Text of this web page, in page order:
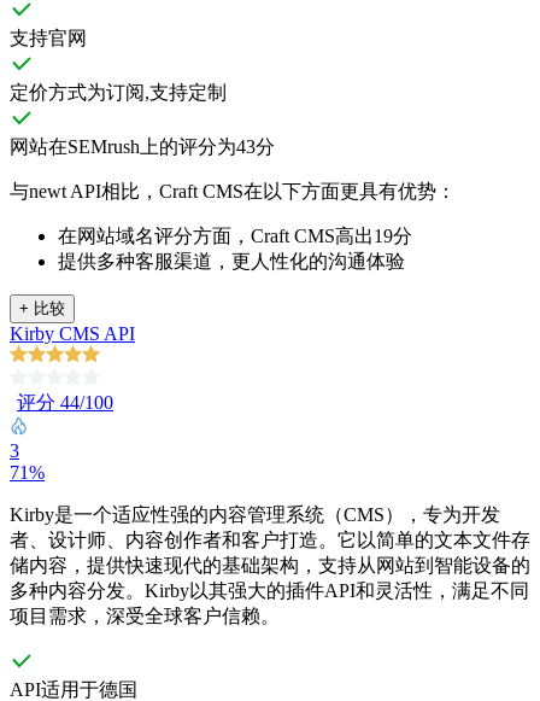
支持官网
定价方式为订阅,支持定制
网站在SEMrush上的评分为43分
与newt API相比，Craft CMS在以下方面更具有优势：
在网站域名评分方面，Craft CMS高出19分
提供多种客服渠道，更人性化的沟通体验
+ 比较
Kirby CMS API
评分 44/100
3
71%
Kirby是一个适应性强的内容管理系统（CMS），专为开发
者、设计师、内容创作者和客户打造。它以简单的文本文件存
储内容，提供快速现代的基础架构，支持从网站到智能设备的
多种内容分发。Kirby以其强大的插件API和灵活性，满足不同
项目需求，深受全球客户信赖。
API适用于德国